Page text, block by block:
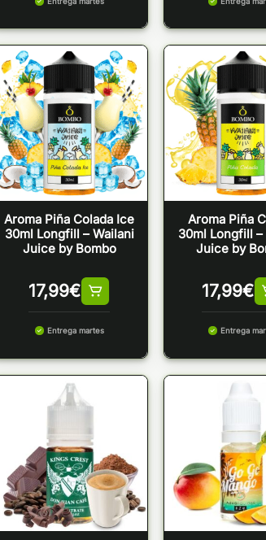
Aroma Piña Colada Ice
30ml Longfill – Wailani
Juice by Bombo
17,99€
Entrega martes
Aroma Piña
30ml Longfill –
Juice by
17,99€
Entrega